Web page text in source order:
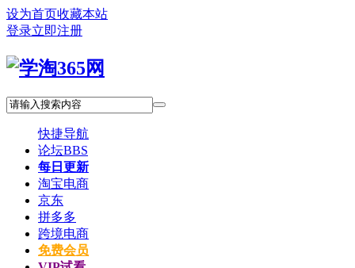
设为首页收藏本站
登录立即注册
快捷导航
论坛BBS
每日更新
淘宝电商
京东
拼多多
跨境电商
免费会员